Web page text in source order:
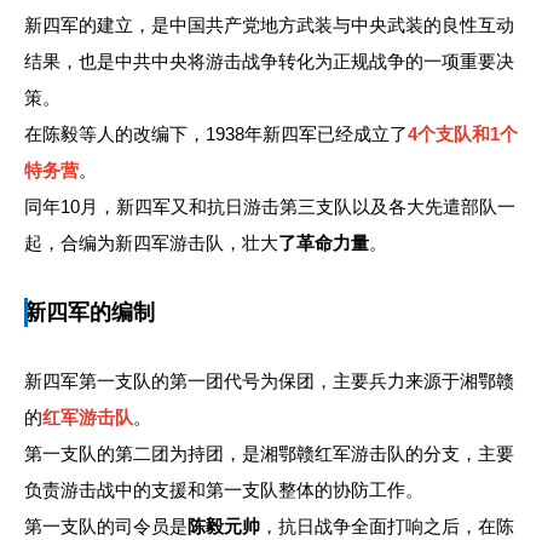
新四军的建立，是中国共产党地方武装与中央武装的良性互动
结果，也是中共中央将游击战争转化为正规战争的一项重要决
策。
在陈毅等人的改编下，1938年新四军已经成立了4个支队和1个
特务营。
同年10月，新四军又和抗日游击第三支队以及各大先遣部队一
起，合编为新四军游击队，壮大了革命力量。
新四军的编制
新四军第一支队的第一团代号为保团，主要兵力来源于湘鄂赣
的红军游击队。
第一支队的第二团为持团，是湘鄂赣红军游击队的分支，主要
负责游击战中的支援和第一支队整体的协防工作。
第一支队的司令员是陈毅元帅 ，抗日战争全面打响之后，在陈